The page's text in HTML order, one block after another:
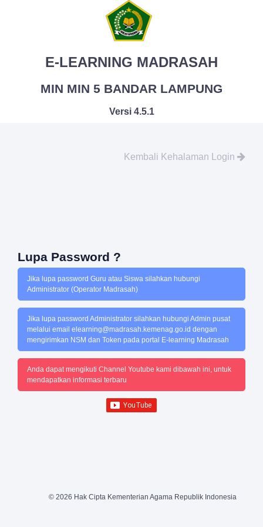
E-LEARNING MADRASAH
MIN MIN 5 BANDAR LAMPUNG
Versi 4.5.1
Kembali Kehalaman Login
Lupa Password ?
Jika lupa password Guru atau Siswa silahkan hubungi
Administrator (Operator Madrasah)
Jika lupa password Administrator silahkan hubungi Admin pusat
melalui email elearning@madrasah.kemenag.go.id dengan
mengirimkan NSM dan Token pada portal E-learning Madrasah
Anda dapat mengikuti Channel Youtube kami dibawah ini, untuk
mendapatkan informasi terbaru
© 2026 Hak Cipta Kementerian Agama Republik Indonesia